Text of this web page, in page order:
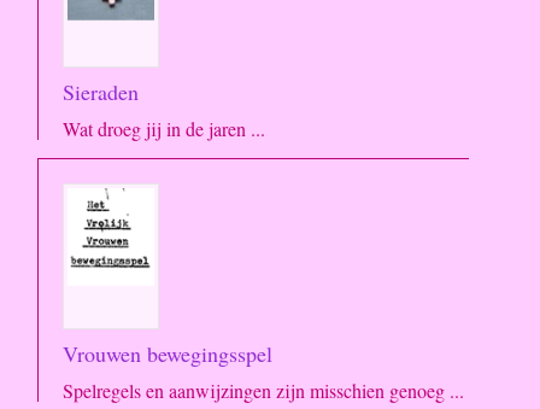
Sieraden
Wat droeg jij in de jaren ...
Vrouwen bewegingsspel
Spelregels en aanwijzingen zijn misschien genoeg ...